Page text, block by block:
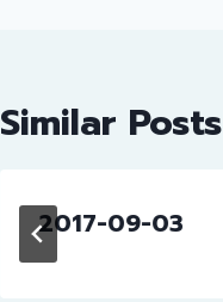
Similar Posts
2017-09-03